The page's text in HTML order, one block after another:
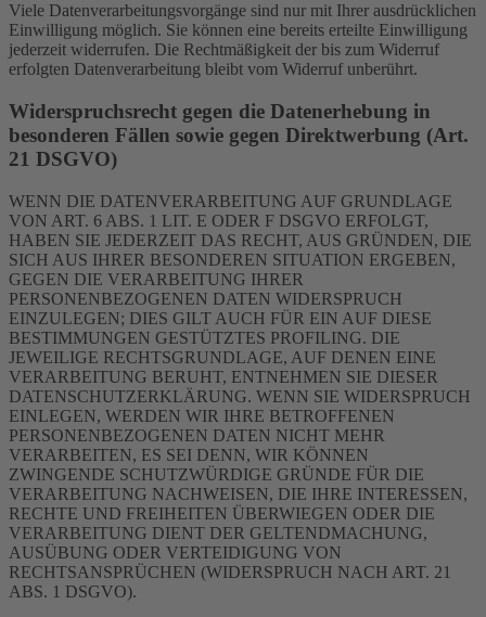
Viele Datenverarbeitungsvorgänge sind nur mit Ihrer ausdrücklichen
Einwilligung möglich. Sie können eine bereits erteilte Einwilligung
jederzeit widerrufen. Die Rechtmäßigkeit der bis zum Widerruf
erfolgten Datenverarbeitung bleibt vom Widerruf unberührt.
Widerspruchsrecht gegen die Datenerhebung in
besonderen Fällen sowie gegen Direktwerbung (Art.
21 DSGVO)
WENN DIE DATENVERARBEITUNG AUF GRUNDLAGE
VON ART. 6 ABS. 1 LIT. E ODER F DSGVO ERFOLGT,
HABEN SIE JEDERZEIT DAS RECHT, AUS GRÜNDEN, DIE
SICH AUS IHRER BESONDEREN SITUATION ERGEBEN,
GEGEN DIE VERARBEITUNG IHRER
PERSONENBEZOGENEN DATEN WIDERSPRUCH
EINZULEGEN; DIES GILT AUCH FÜR EIN AUF DIESE
BESTIMMUNGEN GESTÜTZTES PROFILING. DIE
JEWEILIGE RECHTSGRUNDLAGE, AUF DENEN EINE
VERARBEITUNG BERUHT, ENTNEHMEN SIE DIESER
DATENSCHUTZERKLÄRUNG. WENN SIE WIDERSPRUCH
EINLEGEN, WERDEN WIR IHRE BETROFFENEN
PERSONENBEZOGENEN DATEN NICHT MEHR
VERARBEITEN, ES SEI DENN, WIR KÖNNEN
ZWINGENDE SCHUTZWÜRDIGE GRÜNDE FÜR DIE
VERARBEITUNG NACHWEISEN, DIE IHRE INTERESSEN,
RECHTE UND FREIHEITEN ÜBERWIEGEN ODER DIE
VERARBEITUNG DIENT DER GELTENDMACHUNG,
AUSÜBUNG ODER VERTEIDIGUNG VON
RECHTSANSPRÜCHEN (WIDERSPRUCH NACH ART. 21
ABS. 1 DSGVO).